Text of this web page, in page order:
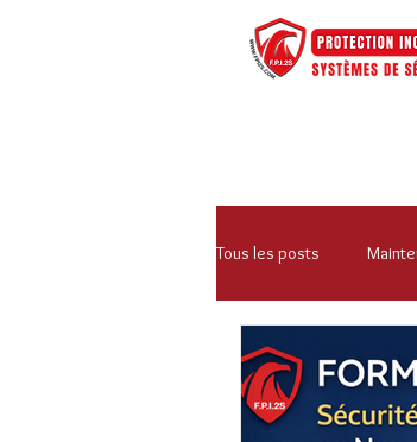
Tous les posts
Systèmes de sécurité